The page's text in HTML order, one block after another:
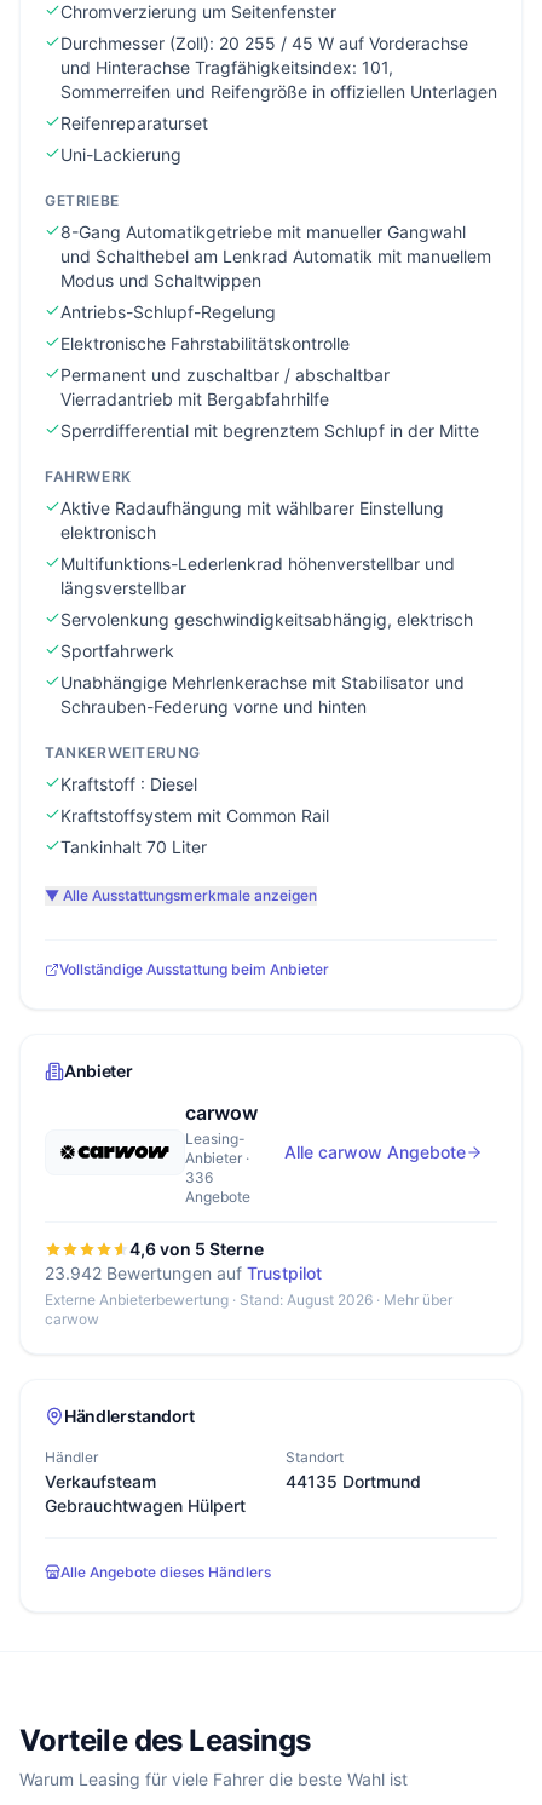
Chromverzierung um Seitenfenster
Durchmesser (Zoll): 20 255 / 45 W auf Vorderachse
und Hinterachse Tragfähigkeitsindex: 101,
Sommerreifen und Reifengröße in offiziellen Unterlagen
Reifenreparaturset
Uni-Lackierung
GETRIEBE
8-Gang Automatikgetriebe mit manueller Gangwahl
und Schalthebel am Lenkrad Automatik mit manuellem
Modus und Schaltwippen
Antriebs-Schlupf-Regelung
Elektronische Fahrstabilitätskontrolle
Permanent und zuschaltbar / abschaltbar
Vierradantrieb mit Bergabfahrhilfe
Sperrdifferential mit begrenztem Schlupf in der Mitte
FAHRWERK
Aktive Radaufhängung mit wählbarer Einstellung
elektronisch
Multifunktions-Lederlenkrad höhenverstellbar und
längsverstellbar
Servolenkung geschwindigkeitsabhängig, elektrisch
Sportfahrwerk
Unabhängige Mehrlenkerachse mit Stabilisator und
Schrauben-Federung vorne und hinten
TANKERWEITERUNG
Kraftstoff : Diesel
Kraftstoffsystem mit Common Rail
Tankinhalt 70 Liter
▼ Alle Ausstattungsmerkmale anzeigen
Vollständige Ausstattung beim Anbieter
Anbieter
carwow
Leasing-
Anbieter ·
336
Angebote
Alle carwow Angebote
4,6 von 5 Sterne
23.942 Bewertungen auf Trustpilot
Externe Anbieterbewertung · Stand: August 2026 · Mehr über
carwow
Händlerstandort
Händler
Verkaufsteam
Gebrauchtwagen Hülpert
Standort
44135 Dortmund
Alle Angebote dieses Händlers
Vorteile des Leasings
Warum Leasing für viele Fahrer die beste Wahl ist